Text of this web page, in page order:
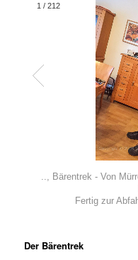
1 /212
.., Bärentrek - Von
Fertig zur
Der Bärentrek